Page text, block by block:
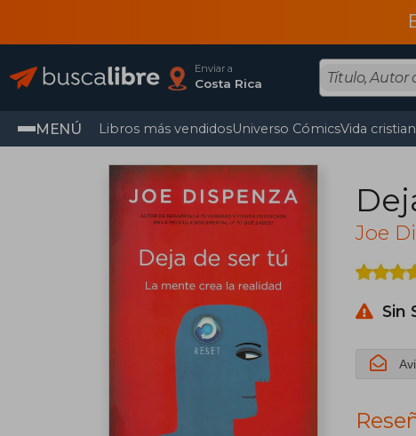
Enviar a
Costa Rica
MENÚ Libros más vendidosUniverso CómicsVida
Joe
Sin